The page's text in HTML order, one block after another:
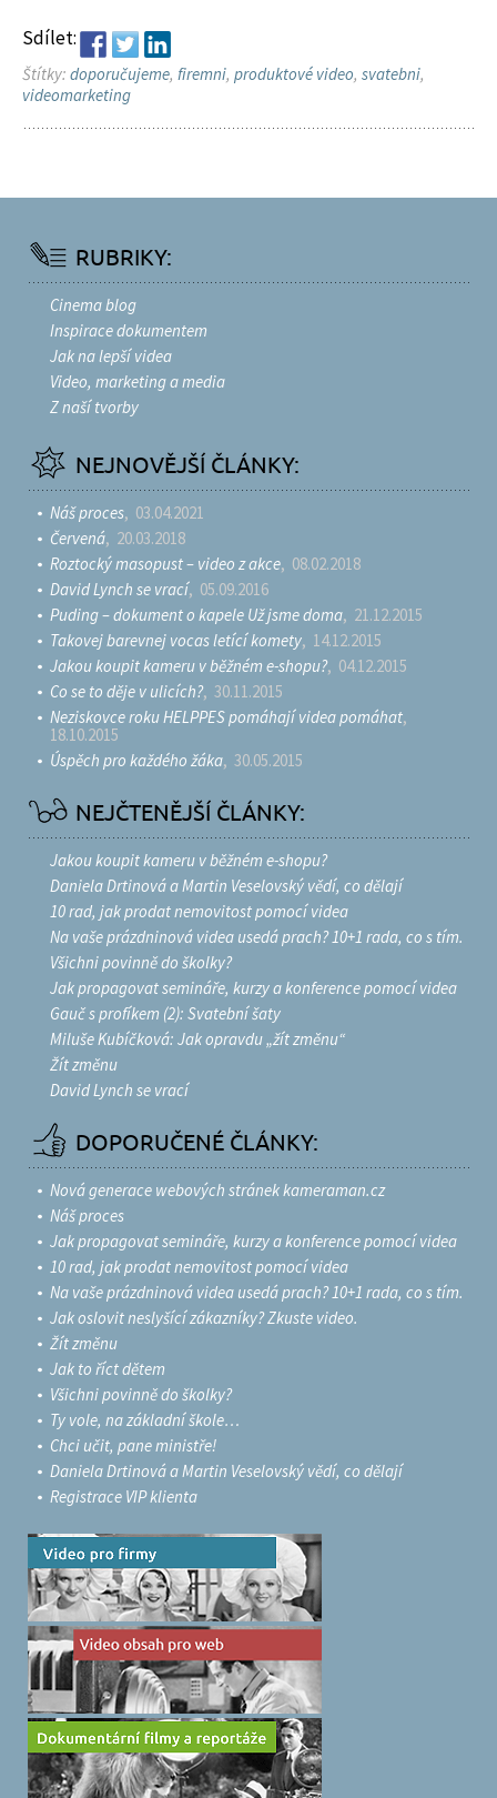
Sdílet:
Štítky: doporučujeme, firemni, produktové video, svatebni,
videomarketing
RUBRIKY:
Cinema blog
Inspirace dokumentem
Jak na lepší videa
Video, marketing a media
Z naší tvorby
NEJNOVĚJŠÍ ČLÁNKY:
Náš proces, 03.04.2021
Červená, 20.03.2018
Roztocký masopust – video z akce, 08.02.2018
David Lynch se vrací, 05.09.2016
Puding – dokument o kapele Už jsme doma, 21.12.2015
Takovej barevnej vocas letící komety, 14.12.2015
Jakou koupit kameru v běžném e-shopu?, 04.12.2015
Co se to děje v ulicích?, 30.11.2015
Neziskovce roku HELPPES pomáhají videa pomáhat,
18.10.2015
Úspěch pro každého žáka, 30.05.2015
NEJČTENĚJŠÍ ČLÁNKY:
Jakou koupit kameru v běžném e-shopu?
Daniela Drtinová a Martin Veselovský vědí, co dělají
10 rad, jak prodat nemovitost pomocí videa
Na vaše prázdninová videa usedá prach? 10+1 rada, co s tím.
Všichni povinně do školky?
Jak propagovat semináře, kurzy a konference pomocí videa
Gauč s profíkem (2): Svatební šaty
Miluše Kubíčková: Jak opravdu „žít změnu“
Žít změnu
David Lynch se vrací
DOPORUČENÉ ČLÁNKY:
Nová generace webových stránek kameraman.cz
Náš proces
Jak propagovat semináře, kurzy a konference pomocí videa
10 rad, jak prodat nemovitost pomocí videa
Na vaše prázdninová videa usedá prach? 10+1 rada, co s tím.
Jak oslovit neslyšící zákazníky? Zkuste video.
Žít změnu
Jak to říct dětem
Všichni povinně do školky?
Ty vole, na základní škole…
Chci učit, pane ministře!
Daniela Drtinová a Martin Veselovský vědí, co dělají
Registrace VIP klienta